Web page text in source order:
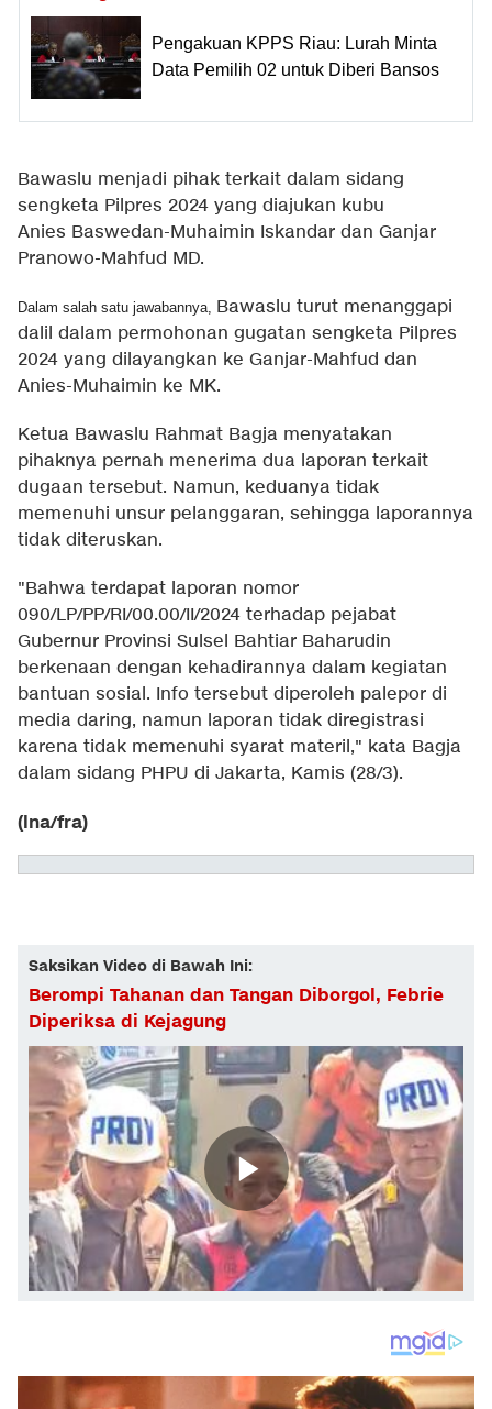
Pengakuan KPPS Riau: Lurah Minta
Data Pemilih 02 untuk Diberi Bansos
Bawaslu menjadi pihak terkait dalam sidang
sengketa Pilpres 2024 yang diajukan kubu
Anies Baswedan-Muhaimin Iskandar dan Ganjar
Pranowo-Mahfud MD.
Dalam salah satu jawabannya, Bawaslu turut menanggapi
dalil dalam permohonan gugatan sengketa Pilpres
2024 yang dilayangkan ke Ganjar-Mahfud dan
Anies-Muhaimin ke MK.
Ketua Bawaslu Rahmat Bagja menyatakan
pihaknya pernah menerima dua laporan terkait
dugaan tersebut. Namun, keduanya tidak
memenuhi unsur pelanggaran, sehingga laporannya
tidak diteruskan.
"Bahwa terdapat laporan nomor
090/LP/PP/RI/00.00/II/2024 terhadap pejabat
Gubernur Provinsi Sulsel Bahtiar Baharudin
berkenaan dengan kehadirannya dalam kegiatan
bantuan sosial. Info tersebut diperoleh palepor di
media daring, namun laporan tidak diregistrasi
karena tidak memenuhi syarat materil," kata Bagja
dalam sidang PHPU di Jakarta, Kamis (28/3).
(lna/fra)
Saksikan Video di Bawah Ini:
Berompi Tahanan dan Tangan Diborgol, Febrie
Diperiksa di Kejagung